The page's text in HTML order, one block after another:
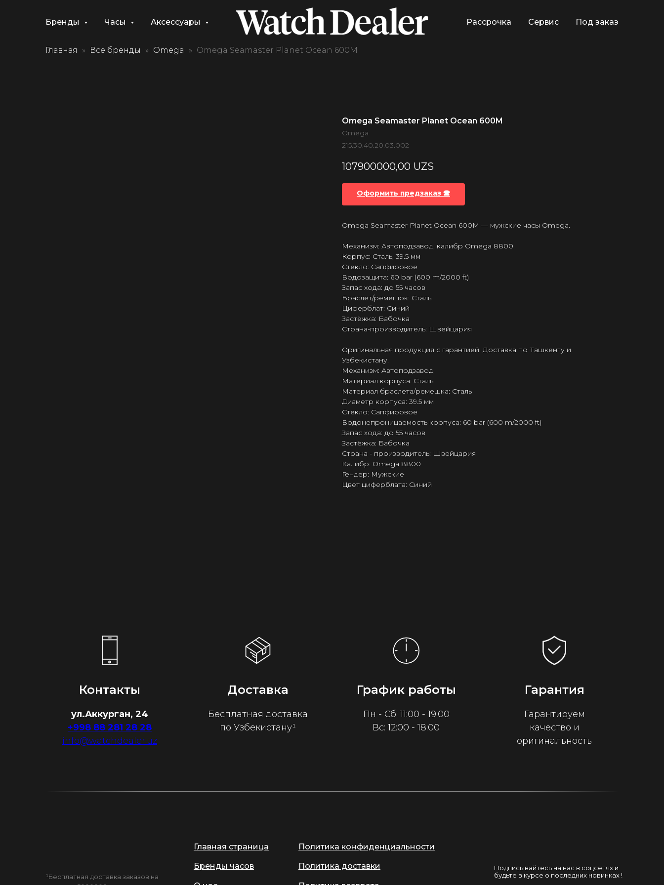
Бренды Часы Аксессуары Рассрочка Сервис Под заказ
Главная Все бренды Omega Omega Seamaster Planet Ocean 600M
Omega Seamaster Planet Ocean 600M
Omega
215.30.40.20.03.002
107900000,00 UZS
Оформить предзаказ 🕿
Omega Seamaster Planet Ocean 600M — мужские часы Omega.
Механизм: Автоподзавод, калибр Omega 8800
Корпус: Сталь, 39.5 мм
Стекло: Сапфировое
Водозащита: 60 bar (600 m/2000 ft)
Запас хода: до 55 часов
Браслет/ремешок: Сталь
Циферблат: Синий
Застёжка: Бабочка
Страна-производитель: Швейцария
Оригинальная продукция с гарантией. Доставка по Ташкенту и
Узбекистану.
Механизм: Автоподзавод
Материал корпуса: Сталь
Материал браслета/ремешка: Сталь
Диаметр корпуса: 39.5 мм
Стекло: Сапфировое
Водонепроницаемость корпуса: 60 bar (600 m/2000 ft)
Запас хода: до 55 часов
Застёжка: Бабочка
Страна - производитель: Швейцария
Калибр: Omega 8800
Гендер: Мужские
Цвет циферблата: Синий
Контакты
ул.Аккурган, 24
+998 88 281 28 28
info@watchdealer.uz
Доставка
Бесплатная доставка
по Узбекистану¹
График работы
Пн - Сб: 11:00 - 19:00
Вс: 12:00 - 18:00
Гарантия
Гарантируем
качество и
оригинальность
Подписывайтесь на нас в соцсетях и
будьте в курсе о последних новинках !
Главная страница
Бренды часов
¹Бесплатная доставка заказов на
Политика конфиденциальности
Политика доставки